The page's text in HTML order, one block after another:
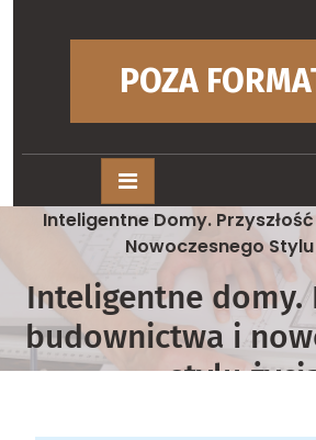
POZA
Inteligentne Domy.
Nowoczesnego
Inteligentne domy.
budownictwa i
stylu